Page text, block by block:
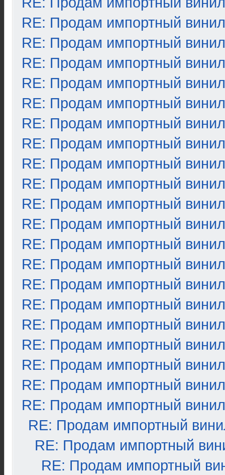
RE: Продам импортный винил
RE: Продам импортный винил
RE: Продам импортный винил
RE: Продам импортный винил
RE: Продам импортный винил
RE: Продам импортный винил
RE: Продам импортный винил
RE: Продам импортный винил
RE: Продам импортный винил
RE: Продам импортный винил
RE: Продам импортный винил
RE: Продам импортный винил
RE: Продам импортный винил
RE: Продам импортный винил
RE: Продам импортный винил
RE: Продам импортный винил
RE: Продам импортный винил
RE: Продам импортный винил
RE: Продам импортный винил
RE: Продам импортный винил
RE: Продам импортный
RE: Продам импортный
RE: Продам импортный